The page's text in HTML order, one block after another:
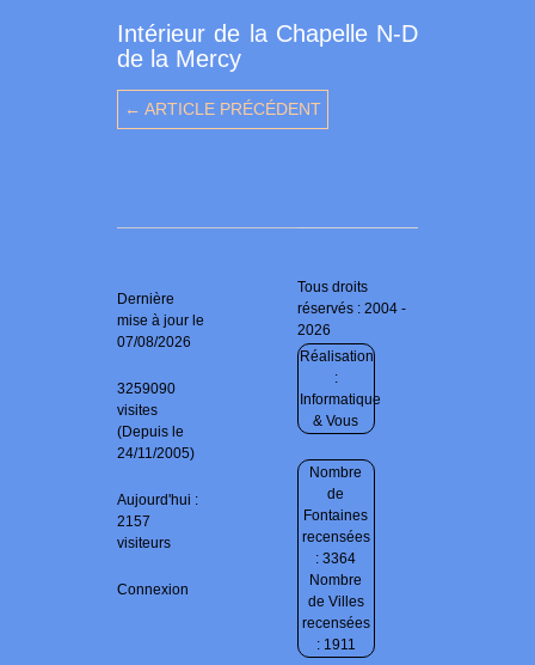
Intérieur de la Chapelle N-D
de la Mercy
← ARTICLE PRÉCÉDENT
Dernière
mise à jour le
07/08/2026
3259090
visites
(Depuis le
24/11/2005)
Aujourd'hui :
2157
visiteurs
Connexion
Tous droits
réservés : 2004 -
2026
Réalisation
:
Informatique
& Vous
Nombre
de
Fontaines
recensées
: 3364
Nombre
de Villes
recensées
: 1911